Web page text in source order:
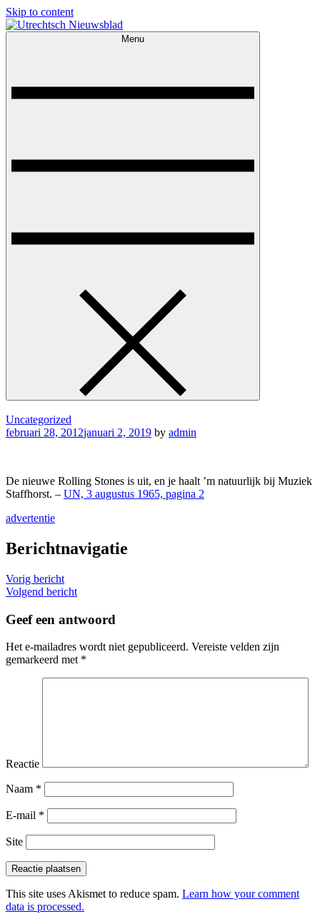
Skip to content
Menu
Uncategorized
februari 28, 2012januari 2, 2019 by admin
De nieuwe Rolling Stones is uit, en je haalt ’m natuurlijk bij Muziek
Staffhorst. – UN, 3 augustus 1965, pagina 2
advertentie
Berichtnavigatie
Vorig bericht
Volgend bericht
Geef een antwoord
Het e-mailadres wordt niet gepubliceerd. Vereiste velden zijn
gemarkeerd met *
Reactie
Naam *
E-mail *
Site
This site uses Akismet to reduce spam. Learn how your comment
data is processed.